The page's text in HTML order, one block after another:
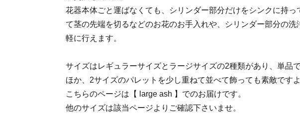
花器本体ごと運ばなくても、シリンダー部分だけをシンクに持っ
て茎の先端を切るなどのお花のお手入れや、シリンダー部分の洗
軽に行えます。
サイズはレギュラーサイズとラージサイズの2種類があり、単品
ほか、2サイズのパレットを少し重ねて並べて飾っても素敵ですよ
こちらのページは【 large ash 】でのお届けです。
他のサイズは該当ページよりご確認下さいませ。